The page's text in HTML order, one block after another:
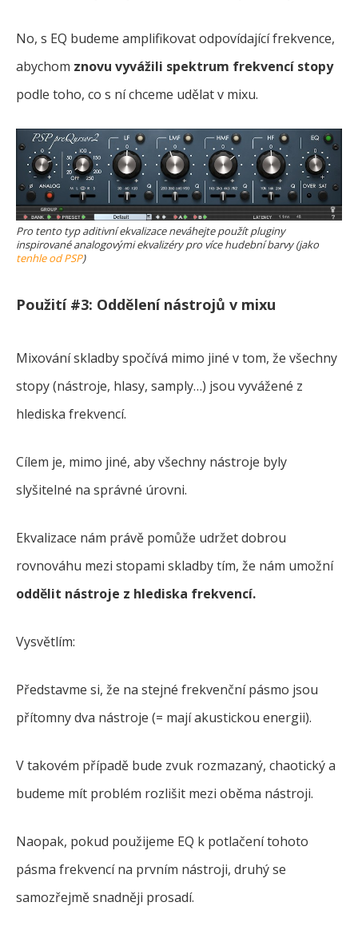
No, s EQ budeme amplifikovat odpovídající frekvence,
abychom znovu vyvážili spektrum frekvencí stopy
podle toho, co s ní chceme udělat v mixu.
Pro tento typ aditivní ekvalizace neváhejte použít pluginy
inspirované analogovými ekvalizéry pro více hudební barvy (jako
tenhle od PSP)
Použití #3: Oddělení nástrojů v mixu
Mixování skladby spočívá mimo jiné v tom, že všechny
stopy (nástroje, hlasy, samply…) jsou vyvážené z
hlediska frekvencí.
Cílem je, mimo jiné, aby všechny nástroje byly
slyšitelné na správné úrovni.
Ekvalizace nám právě pomůže udržet dobrou
rovnováhu mezi stopami skladby tím, že nám umožní
oddělit nástroje z hlediska frekvencí.
Vysvětlím:
Představme si, že na stejné frekvenční pásmo jsou
přítomny dva nástroje (= mají akustickou energii).
V takovém případě bude zvuk rozmazaný, chaotický a
budeme mít problém rozlišit mezi oběma nástroji.
Naopak, pokud použijeme EQ k potlačení tohoto
pásma frekvencí na prvním nástroji, druhý se
samozřejmě snadněji prosadí.